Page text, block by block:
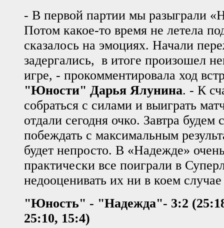
- В первой партии мы разыграли
Потом какое-то время не летела
сказалось на эмоциях. Начали
задергались, в итоге произошел
игре, - прокомментировала ход
"Юности" Дарья Ялунина. - К
собраться с силами и выиграть
отдали сегодня очко. Завтра будем
побеждать с максимальным
будет непросто. В «Надежде»
практически все поиграли в
недооценивать их ни в коем случае
"Юность" - "Надежда"- 3:2
25:10, 15:4)